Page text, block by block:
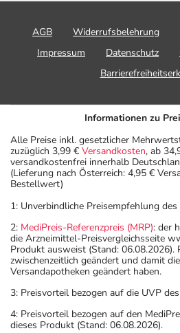
AGB Widerrufsbelehrung
Impressum
Datenschutz
Informationen zu
Alle Preise inkl. gesetzlicher
zuzüglich 3,99 € Versandkosten, ab
versandkostenfrei innerhalb
(Lieferung nach Österreich: 4,95 €
Bestellwert)
1: Unverbindliche Preisempfehlung
2: MediPreis-Referenzpreis (MRP): der
die Arzneimittel-Preisvergleichsseite
Produkt ausweist (Stand: 06.08.2026).
zwischenzeitlich geändert und damit
Versandapotheken geändert haben.
3: Preisvorteil bezogen auf die UVP
4: Preisvorteil bezogen auf den
dieses Produkt (Stand: 06.08.2026).